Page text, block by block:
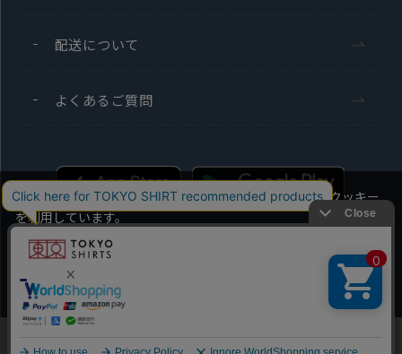
他のアイテムを探す こだわり検索
配送について
よくあるご質問
Copyright TOKYO SHIRTS Co.,Ltd. All rights reserved.
当社のウェブサイトでは、お客様の利便性向上のためにクッキー
を利用しています。
本ウェブサイトをこのままご利用になる場合、クッキーの使用に
同意いただいたものとみなします。
クッキーを通じて収集する情報には、「お客様個人を特定できる
情報」は一切含まれておりません。詳細は
クッキーポリシーをご
確認ください。
OK